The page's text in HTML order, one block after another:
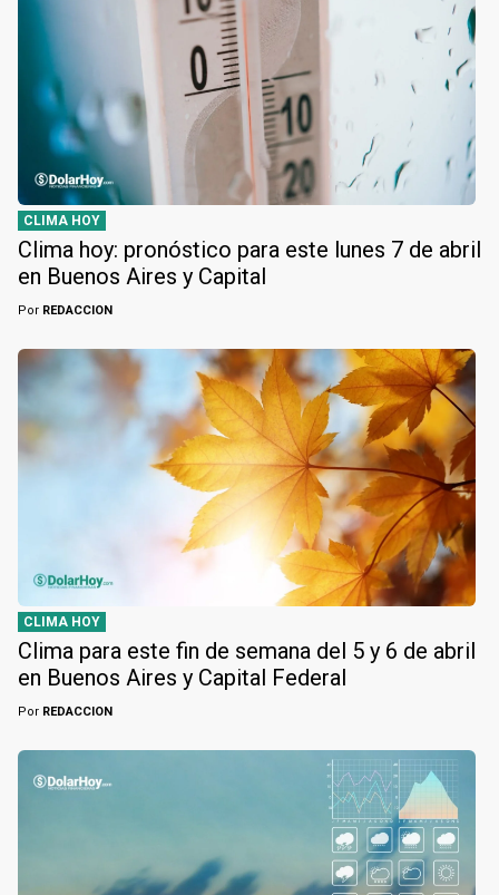
CLIMA HOY
Clima hoy: pronóstico para este lunes 7 de abril
en Buenos Aires y Capital
Por REDACCION
CLIMA HOY
Clima para este fin de semana del 5 y 6 de abril
en Buenos Aires y Capital Federal
Por REDACCION